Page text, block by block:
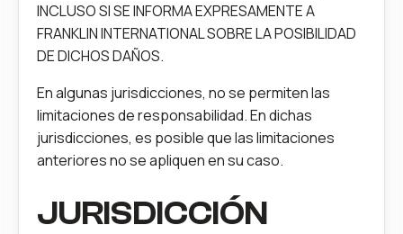
INCLUSO SI SE INFORMA EXPRESAMENTE A
FRANKLIN INTERNATIONAL SOBRE LA POSIBILIDAD
DE DICHOS DAÑOS.
En algunas jurisdicciones, no se permiten las
limitaciones de responsabilidad. En dichas
jurisdicciones, es posible que las limitaciones
anteriores no se apliquen en su caso.
JURISDICCIÓN